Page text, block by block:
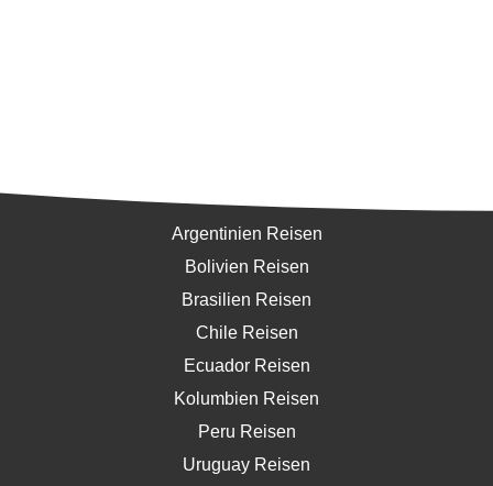
Argentinien Reisen
Bolivien Reisen
Brasilien Reisen
Chile Reisen
Ecuador Reisen
Kolumbien Reisen
Peru Reisen
Uruguay Reisen